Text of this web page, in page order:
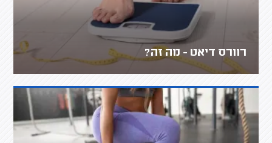
רוורס דיאט - מה זה?